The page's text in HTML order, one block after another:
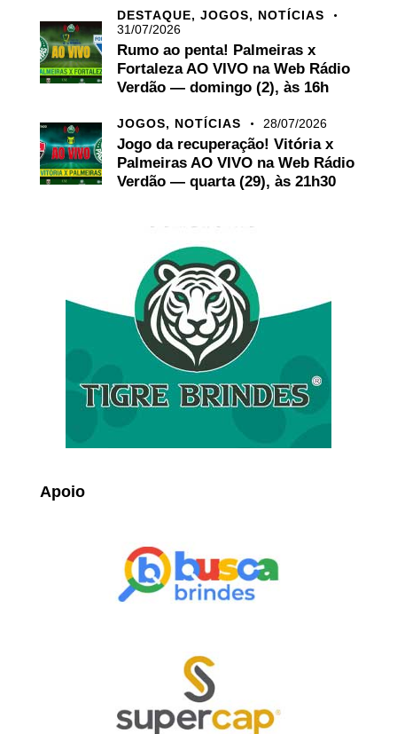
DESTAQUE, JOGOS, NOTÍCIAS
31/07/2026
Rumo ao penta! Palmeiras x
Fortaleza AO VIVO na Web Rádio
Verdão — domingo (2), às 16h
JOGOS, NOTÍCIAS 28/07/2026
Jogo da recuperação! Vitória x
Palmeiras AO VIVO na Web Rádio
Verdão — quarta (29), às 21h30
Apoio